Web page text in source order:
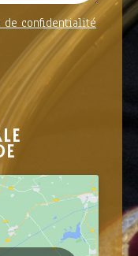
de confidentialité